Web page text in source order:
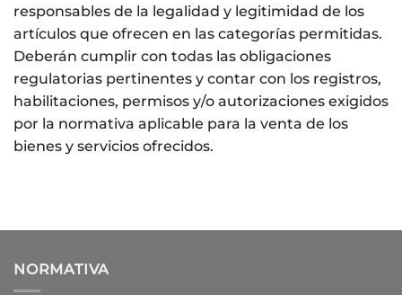
responsables de la legalidad y legitimidad de los
artículos que ofrecen en las categorías permitidas.
Deberán cumplir con todas las obligaciones
regulatorias pertinentes y contar con los registros,
habilitaciones, permisos y/o autorizaciones exigidos
por la normativa aplicable para la venta de los
bienes y servicios ofrecidos.
NORMATIVA